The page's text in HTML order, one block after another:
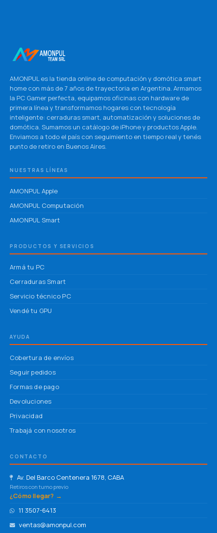
AMONPUL es la tienda online de computación y domótica smart
home con más de 7 años de trayectoria en Argentina. Armamos
la PC Gamer perfecta, equipamos oficinas con hardware de
primera línea y transformamos hogares con tecnología
inteligente: cerraduras smart, automatización y soluciones de
domótica. Sumamos un catálogo de iPhone y productos Apple.
Enviamos a todo el país con seguimiento en tiempo real y tenés
punto de retiro en Buenos Aires.
NUESTRAS LÍNEAS
AMONPUL Apple
AMONPUL Computación
AMONPUL Smart
PRODUCTOS Y SERVICIOS
Armá tu PC
Cerraduras Smart
Servicio técnico PC
Vendé tu GPU
AYUDA
Cobertura de envíos
Seguir pedidos
Formas de pago
Devoluciones
Privacidad
Trabajá con nosotros
CONTACTO
Av. Del Barco Centenera 1678, CABA
Retiros con turno previo
¿Cómo llegar? →
11 3507-6413
ventas@amonpul.com